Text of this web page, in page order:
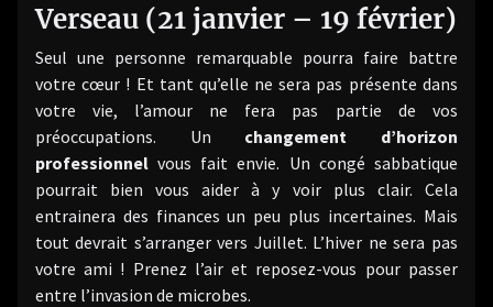
Verseau (21 janvier – 19 février)
Seul une personne remarquable pourra faire battre
votre cœur ! Et tant qu’elle ne sera pas présente dans
votre vie, l’amour ne fera pas partie de vos
préoccupations. Un changement d’horizon
professionnel vous fait envie. Un congé sabbatique
pourrait bien vous aider à y voir plus clair. Cela
entrainera des finances un peu plus incertaines. Mais
tout devrait s’arranger vers Juillet. L’hiver ne sera pas
votre ami ! Prenez l’air et reposez-vous pour passer
entre l’invasion de microbes.